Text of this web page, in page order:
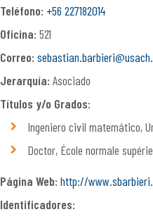
Teléfono: +56 227182014
Oficina: 521
Correo:
Jerarquía: Asociado
Títulos y/o Grados:
Ingeniero civil matemático,
Doctor, École normale
Página Web: http://
Identificadores: